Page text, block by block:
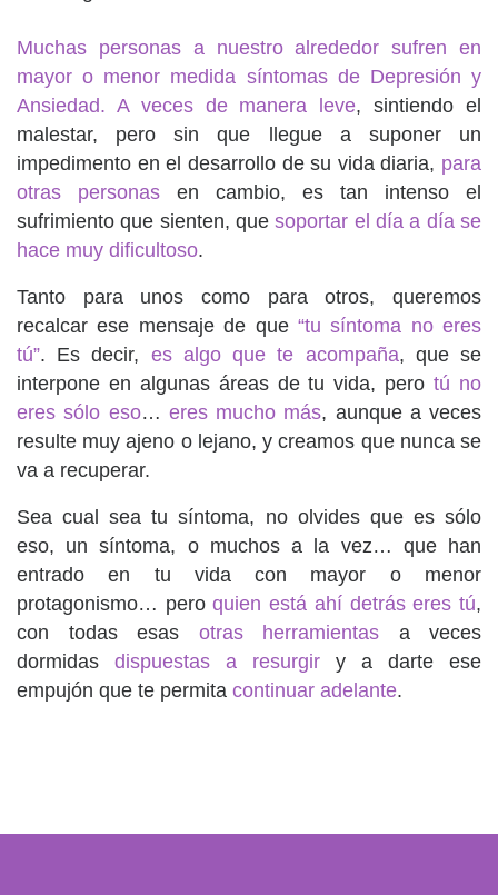
Muchas personas a nuestro alrededor sufren en
mayor o menor medida síntomas de Depresión y
Ansiedad. A veces de manera leve, sintiendo el
malestar, pero sin que llegue a suponer un
impedimento en el desarrollo de su vida diaria, para
otras personas en cambio, es tan intenso el
sufrimiento que sienten, quesoportar el día a día se
hace muy dificultoso.
Tanto para unos como para otros, queremos
recalcar ese mensaje de que “tu síntoma no eres
tú”. Es decir, es algo que te acompaña, que se
interpone en algunas áreas de tu vida, perotú no
eres sólo eso… eres mucho más, aunque a veces
resulte muy ajeno o lejano, y creamos que nunca se
va a recuperar.
Sea cual sea tu síntoma, no olvides que es sólo
eso, un síntoma, o muchos a la vez… que han
entrado en tu vida con mayor o menor
protagonismo… peroquien está ahí detrás eres tú,
con todas esas otras herramientas a veces
dormidas dispuestas a resurgir y a darte ese
empujón que te permita continuar adelante.